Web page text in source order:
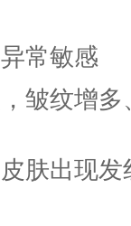
常敏感
皱纹增
肤出现